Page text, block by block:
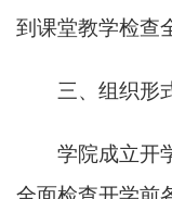
到课堂教学检查
三、组织形
学院成立开